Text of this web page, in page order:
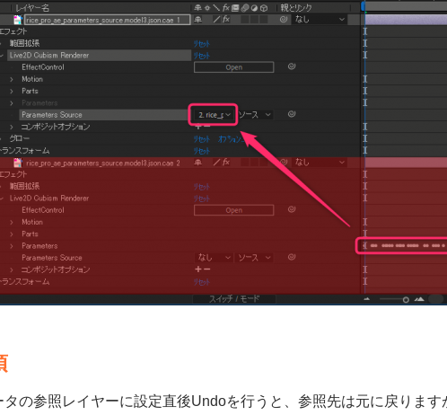
タの参照レイヤーに設定直後Undoを行うと、参照先は元に戻りま